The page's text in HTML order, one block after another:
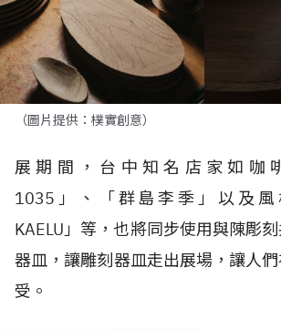
（圖片提供：樸實創意）
展期間，台中知名店家如咖
1035」、「群島李季」以及
KAELU」等，也將同步使用與陳彫
器皿，讓雕刻器皿走出展場，讓人
受。